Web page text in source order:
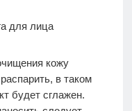
кожу
в таком
будет сглажен.